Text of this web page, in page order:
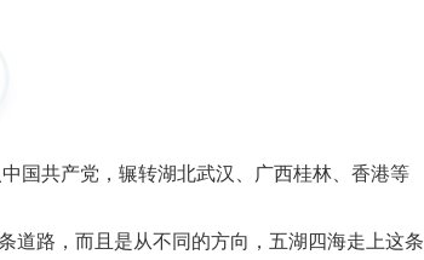
国共产党，辗转湖北武汉、广西桂林、香港等
道路，而且是从不同的方向，五湖四海走上这条